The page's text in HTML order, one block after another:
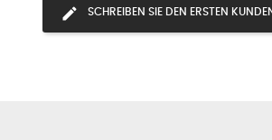
SCHREIBEN SIE DEN ERSTEN